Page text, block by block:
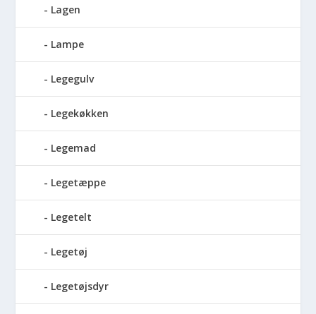
Lagen
Lampe
Legegulv
Legekøkken
Legemad
Legetæppe
Legetelt
Legetøj
Legetøjsdyr